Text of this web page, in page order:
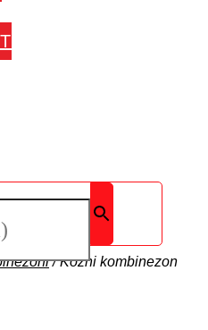
/Kožni kombinezon